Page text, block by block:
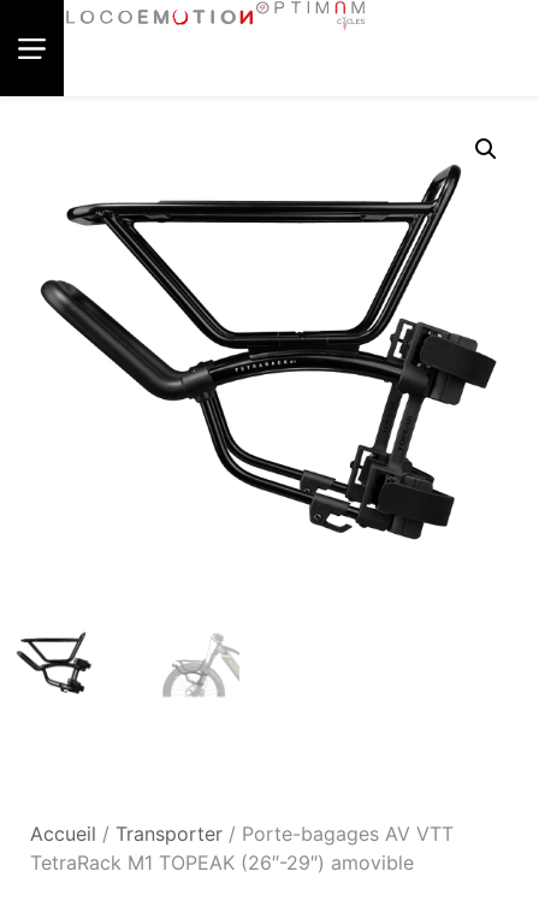
Accueil / Transporter / Porte-bagages AV VTT
TetraRack M1 TOPEAK (26″-29″) amovible